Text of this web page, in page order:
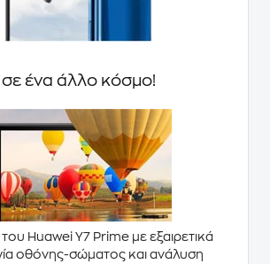
ένα άλλο κόσμο!
του Huawei Y7 Prime με εξαιρετικά
οθόνης-σώματος και ανάλυση